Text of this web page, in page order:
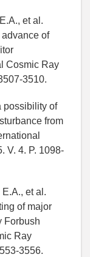
et al.
of
Cosmic Ray
3510.
possibility of
from
V. 4. P. 1098-
et al.
of major
Forbush
Ray
3556.